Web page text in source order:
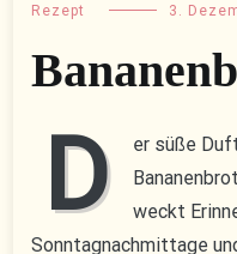
Rezept 3.
D
er süße
weckt
Sonntagnachmittage